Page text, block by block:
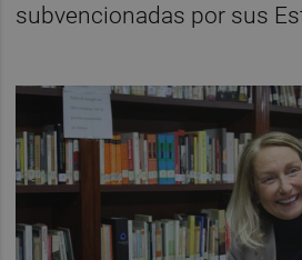
subvencionadas por sus